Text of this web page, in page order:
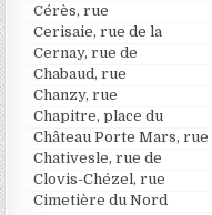
Cérès, rue
Cerisaie, rue de la
Cernay, rue de
Chabaud, rue
Chanzy, rue
Chapitre, place du
Château Porte Mars, rue
Chativesle, rue de
Clovis-Chézel, rue
Cimetière du Nord